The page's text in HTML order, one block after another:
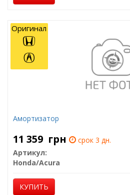
Амортизатор
11 359 грн
срок 3 дн.
Артикул:
Honda/Acura
КУПИТЬ
Оригинал